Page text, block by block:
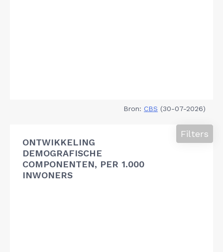
Bron: CBS (30-07-2026)
ONTWIKKELING
DEMOGRAFISCHE
COMPONENTEN, PER 1.000
INWONERS
Filters